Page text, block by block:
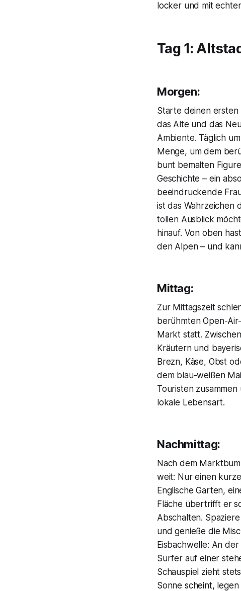
locker und mit
Tag 1:
Morgen:
Starte deinen
das Alte und das
Ambiente. Täglich
Menge, um dem
bunt bemalten
Geschichte – ein
beeindruckende
ist das Wahrzeichen
tollen Ausblick
hinauf. Von oben
den Alpen – und
Mittag:
Zur Mittagszeit
berühmten Open-
Markt statt.
Kräutern und
Brezn, Käse, Obst
dem blau-weißen
Touristen
lokale Lebensart.
Nachmittag:
Nach dem
weit: Nur einen
Englische Garten,
Fläche übertrifft er
Abschalten.
und genieße die
Eisbachwelle: An
Surfer auf einer
Schauspiel zieht
Sonne scheint,